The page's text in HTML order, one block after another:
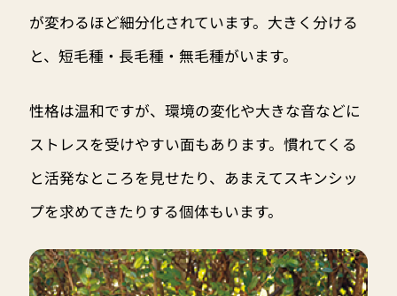
が変わるほど細分化されています。大きく分ける
と、短毛種・長毛種・無毛種がいます。
性格は温和ですが、環境の変化や大きな音などに
ストレスを受けやすい面もあります。慣れてくる
と活発なところを見せたり、あまえてスキンシッ
プを求めてきたりする個体もいます。